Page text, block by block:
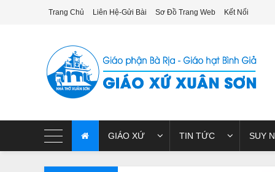
Trang Chủ Liên Hệ-Gửi Bài Sơ Đồ Trang Web Kết Nối
GIÁO XỨ TIN TỨC SUY